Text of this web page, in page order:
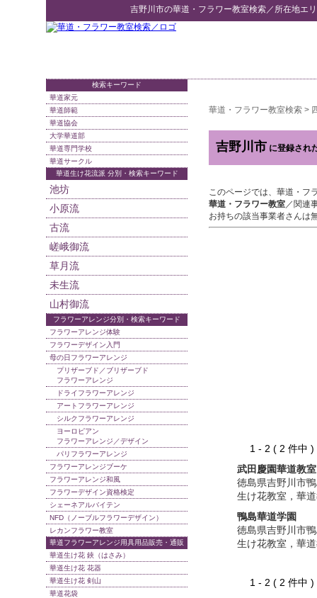
吉野川市の華道・フラワー教室検索／所在地エ
華道・フラワー教室検索 >
吉野川市 に登録され
このページでは、華道・フ
華道・フラワー教室／関連
お持ちの該当事業者さんは
1 - 2 ( 2 件
武田慶園華道教室
徳島県吉野川市
生け花教室，華
鴨島華道学園
徳島県吉野川市
生け花教室，華
1 - 2 ( 2 件
検索キーワード
華道家元
華道師範
華道協会
大学華道部
華道専門学校
華道サークル
華道生け花流派 分別・検索キーワード
池坊
小原流
古流
嵯峨御流
草月流
未生流
山村御流
フラワーアレンジ分別・検索キーワード
フラワーアレンジ体験
フラワーデザイン入門
母の日フラワーアレンジ
プリザーブド／ブリザーブド
フラワーアレンジ
ドライフラワーアレンジ
アートフラワーアレンジ
シルクフラワーアレンジ
ヨーロピアン
フラワーアレンジ／デザイン
パリフラワーアレンジ
フラワーアレンジブーケ
フラワーアレンジ和風
フラワーデザイン資格検定
シェーネアルバイテン
NFD（ノーブルフラワーデザイン）
レカンフラワー教室
華道フラワーアレンジ用具用品販売・通販
華道生け花 鋏（はさみ）
華道生け花 花器
華道生け花 剣山
華道花袋